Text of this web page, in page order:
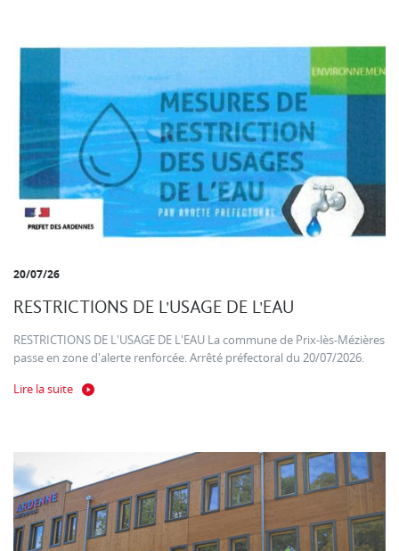
20/07/26
RESTRICTIONS DE L'USAGE DE L'EAU
RESTRICTIONS DE L'USAGE DE L'EAU La commune de Prix-lès-Mézières
passe en zone d'alerte renforcée. Arrêté préfectoral du 20/07/2026.
Lire la suite